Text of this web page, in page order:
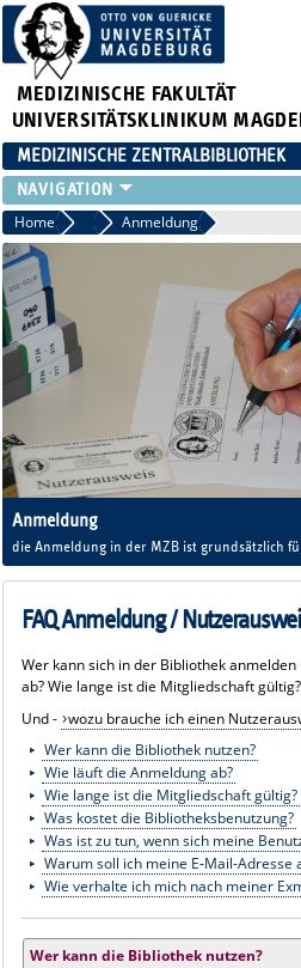
MEDIZINISCHE FAKULTÄT
UNIVERSITÄTSKLINIKUM
MEDIZINISCHE ZENTRALBIBLIOTHEK
LITERATURSUCHE
SERVICE
INFORMATIONSKOMPETENZ
AKTUELLES
PUBLIZIEREN
NEU HIER?
SUCHE A-Z
Home FAQ Anmeldung
Anmeldung
die Anmeldung in der MZB ist grundsätzlich
FAQ Anmeldung /
Wer kann sich in der Bibliothek
ab? Wie lange ist die Mitgliedschaft gültig?
Und - wozu brauche ich einen
Wer kann die Bibliothek nutzen?
Wie läuft die Anmeldung ab?
Wie lange ist die Mitgliedschaft gültig?
Was kostet die Bibliotheksbenutzung?
Was ist zu tun, wenn sich meine
Warum soll ich meine E-Mail-Adresse
Wie verhalte ich mich nach meiner
Wer kann die Bibliothek nutzen?